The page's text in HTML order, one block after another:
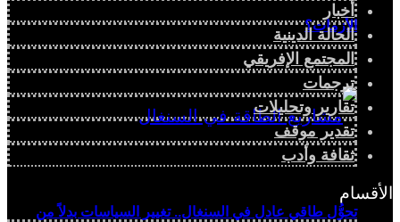
الأزمات؟
تحوُّل طاقي عادل في السنغال.. تغيير السياسات بدلاً من
أخبار
الحالة الدينية
المجتمع الإفريقي
ترجمات
تقارير وتحليلات
تقدير موقف
ثقافة وأدب
الأقسام